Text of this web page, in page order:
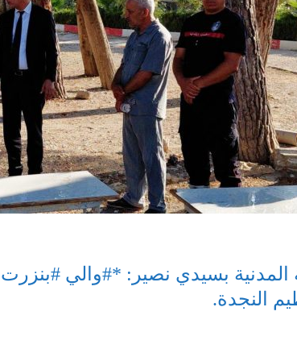
بسيدي نصير: *#والي #بنزرت
النجدة.